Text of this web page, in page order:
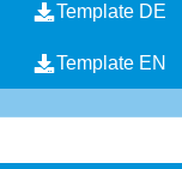
Template DE
Template EN